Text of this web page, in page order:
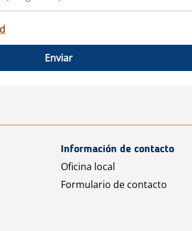
Enviar
Información de contacto
Oficina local
Formulario de contacto